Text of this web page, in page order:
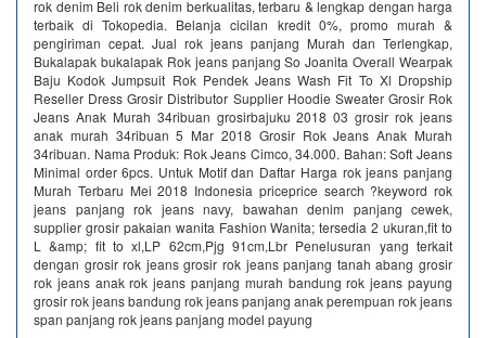
rok denim Beli rok denim berkualitas, terbaru & lengkap dengan harga
terbaik di Tokopedia. Belanja cicilan kredit 0%, promo murah &
pengiriman cepat. Jual rok jeans panjang Murah dan Terlengkap,
Bukalapak bukalapak Rok jeans panjang So Joanita Overall Wearpak
Baju Kodok Jumpsuit Rok Pendek Jeans Wash Fit To Xl Dropship
Reseller Dress Grosir Distributor Supplier Hoodie Sweater Grosir Rok
Jeans Anak Murah 34ribuan grosirbajuku 2018 03 grosir rok jeans
anak murah 34ribuan 5 Mar 2018 Grosir Rok Jeans Anak Murah
34ribuan. Nama Produk: Rok Jeans Cimco, 34.000. Bahan: Soft Jeans
Minimal order 6pcs. Untuk Motif dan Daftar Harga rok jeans panjang
Murah Terbaru Mei 2018 Indonesia priceprice search ?keyword rok
jeans panjang rok jeans navy, bawahan denim panjang cewek,
supplier grosir pakaian wanita Fashion Wanita; tersedia 2 ukuran,fit to
L &amp; fit to xl,LP 62cm,Pjg 91cm,Lbr Penelusuran yang terkait
dengan grosir rok jeans grosir rok jeans panjang tanah abang grosir
rok jeans anak rok jeans panjang murah bandung rok jeans payung
grosir rok jeans bandung rok jeans panjang anak perempuan rok jeans
span panjang rok jeans panjang model payung